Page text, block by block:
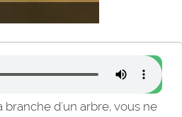
branche d'un arbre, vous ne